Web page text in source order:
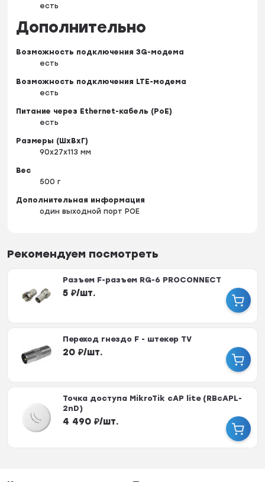
есть
Дополнительно
Возможность подключения 3G-модема
есть
Возможность подключения LTE-модема
есть
Питание через Ethernet-кабель (PoE)
есть
Размеры (ШxВxГ)
90x27x113 мм
Вес
500 г
Дополнительная информация
один выходной порт POE
Рекомендуем посмотреть
Разъем F-разъем RG-6 PROCONNECT
5 ₽/шт.
Переход гнездо F - штекер TV
20 ₽/шт.
Точка доступа MikroTik cAP lite (RBcAPL-
2nD)
4 490 ₽/шт.